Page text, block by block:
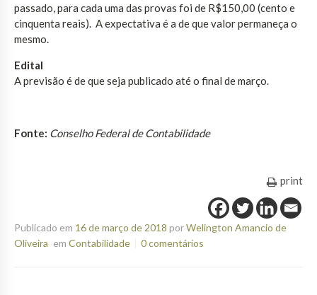
passado, para cada uma das provas foi de R$150,00 (cento e
cinquenta reais). A expectativa é a de que valor permaneça o
mesmo.
Edital
A previsão é de que seja publicado até o final de março.
Fonte: Conselho Federal de Contabilidade
print
Publicado em 16 de março de 2018 porWelington Amancio de
Oliveira em Contabilidade 0 comentários